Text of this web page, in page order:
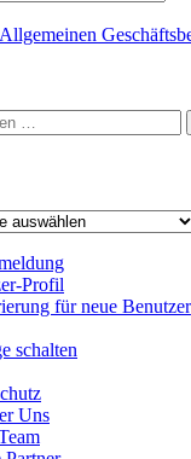
Profil
für neue Benutzer
schalten
Uns